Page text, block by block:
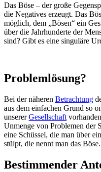
Das Böse – der große
die Negatives erzeugt. Das
möglich, dem „Bösen“ ein
über die Jahrhunderte der
sind? Gibt es eine singuläre
Problemlösung?
Bei der näheren Betrachtung
aus dem einfachen Grund so
unsererGesellschaft
Unmenge von Problemen der
eine Schüssel, die man über
stülpt, die nennt man das Böse.
Bestimmender